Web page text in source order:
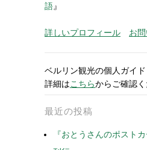
語』
詳しいプロフィール お
ベルリン観光の個人ガイド
詳細はこちらからご確認く
最近の投稿
『おとうさんのポスト